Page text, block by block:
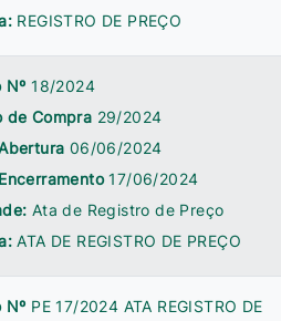
REGISTRO DE PREÇO
Nº 18/2024
de Compra 29/2024
06/06/2024
17/06/2024
Ata de Registro de Preço
ATA DE REGISTRO DE PREÇO
Nº PE 17/2024 ATA REGISTRO DE